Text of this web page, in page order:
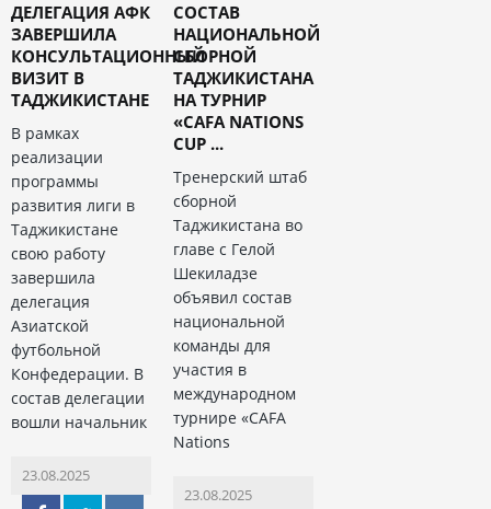
ДЕЛЕГАЦИЯ АФК
ЗАВЕРШИЛА
КОНСУЛЬТАЦИОННЫЙ
ВИЗИТ В
ТАДЖИКИСТАНЕ
В рамках
реализации
программы
развития лиги в
Таджикистане
свою работу
завершила
делегация
Азиатской
футбольной
Конфедерации. В
состав делегации
вошли начальник
23.08.2025
СОСТАВ
НАЦИОНАЛЬНОЙ
СБОРНОЙ
ТАДЖИКИСТАНА
НА ТУРНИР
«CAFA NATIONS
CUP ...
Тренерский штаб
сборной
Таджикистана во
главе с Гелой
Шекиладзе
объявил состав
национальной
команды для
участия в
международном
турнире «CAFA
Nations
23.08.2025